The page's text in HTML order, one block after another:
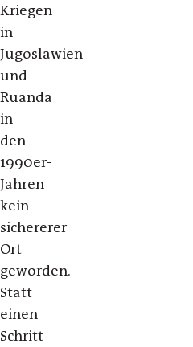
Kriegen
in
Jugoslawien
und
Ruanda
in
den
1990er-
Jahren
kein
sichererer
Ort
geworden.
Statt
einen
Schritt